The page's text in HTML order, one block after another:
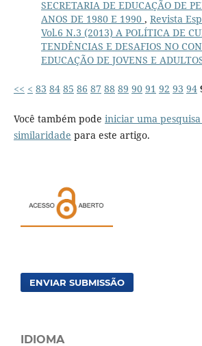
SECRETARIA DE EDUCAÇÃO DE
ANOS DE 1980 E 1990 , Revista
Vol.6 N.3 (2013) A POLÍTICA DE
TENDÊNCIAS E DESAFIOS NO
EDUCAÇÃO DE JOVENS E
<< < 83 84 85 86 87 88 89 90 91 92 93 94
Você também pode iniciar uma
similaridade para este artigo.
ENVIAR SUBMISSÃO
IDIOMA